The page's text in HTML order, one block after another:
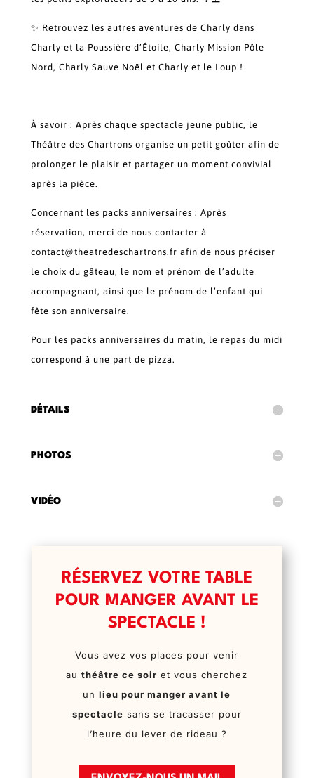
✨ Retrouvez les autres aventures de Charly dans
Charly et la Poussière d’Étoile, Charly Mission Pôle
Nord, Charly Sauve Noël et Charly et le Loup !
À savoir : Après chaque spectacle jeune public, le
Théâtre des Chartrons organise un petit goûter afin de
prolonger le plaisir et partager un moment convivial
après la pièce.
Concernant les packs anniversaires : Après
réservation, merci de nous contacter à
contact@theatredeschartrons.fr afin de nous préciser
le choix du gâteau, le nom et prénom de l’adulte
accompagnant, ainsi que le prénom de l’enfant qui
fête son anniversaire.
Pour les packs anniversaires du matin, le repas du midi
correspond à une part de pizza.
DÉTAILS
PHOTOS
VIDÉO
RÉSERVEZ VOTRE TABLE
POUR MANGER AVANT LE
SPECTACLE !
Vous avez vos places pour venir
authéâtre ce soir et vous cherchez
unlieu pour manger avant le
spectacle sans se tracasser pour
l’heure du lever de rideau ?